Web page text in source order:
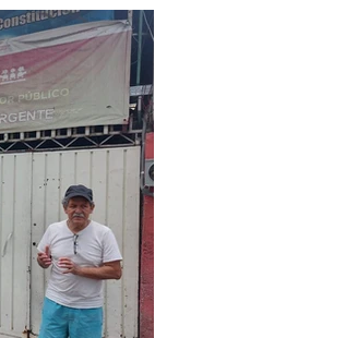
algunos puestos,
a esta televisora por